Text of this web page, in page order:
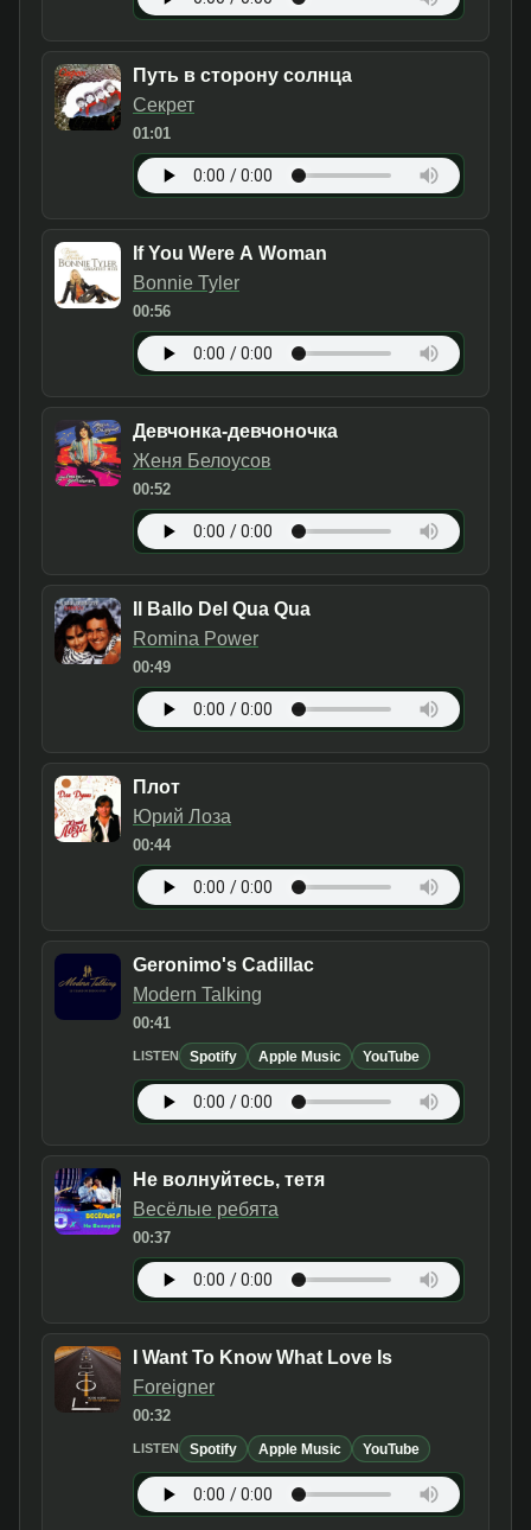
Путь в сторону солнца
Секрет
01:01
If You Were A Woman
Bonnie Tyler
00:56
Девчонка-девчоночка
Женя Белоусов
00:52
Il Ballo Del Qua Qua
Romina Power
00:49
Плот
Юрий Лоза
00:44
Geronimo's Cadillac
Modern Talking
00:41
LISTEN Spotify Apple Music YouTube
Не волнуйтесь, тетя
Весёлые ребята
00:37
I Want To Know What Love Is
Foreigner
00:32
LISTEN Spotify Apple Music YouTube